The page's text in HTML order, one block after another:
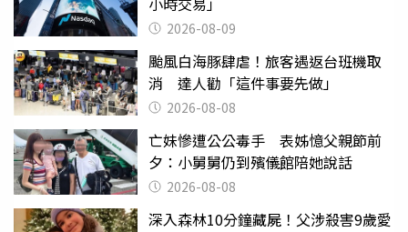
2026-08-09
颱風白海豚肆虐！旅客遇返台班機取
消 達人勸「這件事要先做」
2026-08-08
亡妹慘遭公公毒手 表姊憶父親節前
夕：小舅舅仍到殯儀館陪她說話
2026-08-08
深入森林10分鐘藏屍！父涉殺害9歲愛